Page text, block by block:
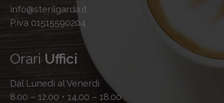
info@sterilgarda.it
P.iva 01515590204
Orari Uffici
Dal Lunedì al Venerdì
8.00 – 12.00 • 14.00 – 18.00